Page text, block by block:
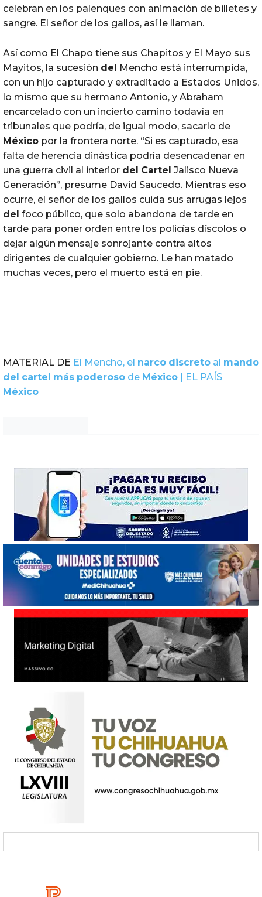
celebran en los palenques con animación de billetes y
sangre. El señor de los gallos, así le llaman.
Así como El Chapo tiene sus Chapitos y El Mayo sus
Mayitos, la sucesión del Mencho está interrumpida,
con un hijo capturado y extraditado a Estados Unidos,
lo mismo que su hermano Antonio, y Abraham
encarcelado con un incierto camino todavía en
tribunales que podría, de igual modo, sacarlo de
México por la frontera norte. “Si es capturado, esa
falta de herencia dinástica podría desencadenar en
una guerra civil al interior del Cartel Jalisco Nueva
Generación”, presume David Saucedo. Mientras eso
ocurre, el señor de los gallos cuida sus arrugas lejos
del foco público, que solo abandona de tarde en
tarde para poner orden entre los policías díscolos o
dejar algún mensaje sonrojante contra altos
dirigentes de cualquier gobierno. Le han matado
muchas veces, pero el muerto está en pie.
MATERIAL DE El Mencho, el narco discreto al mando
del cartel más poderoso de México | EL PAÍS
México